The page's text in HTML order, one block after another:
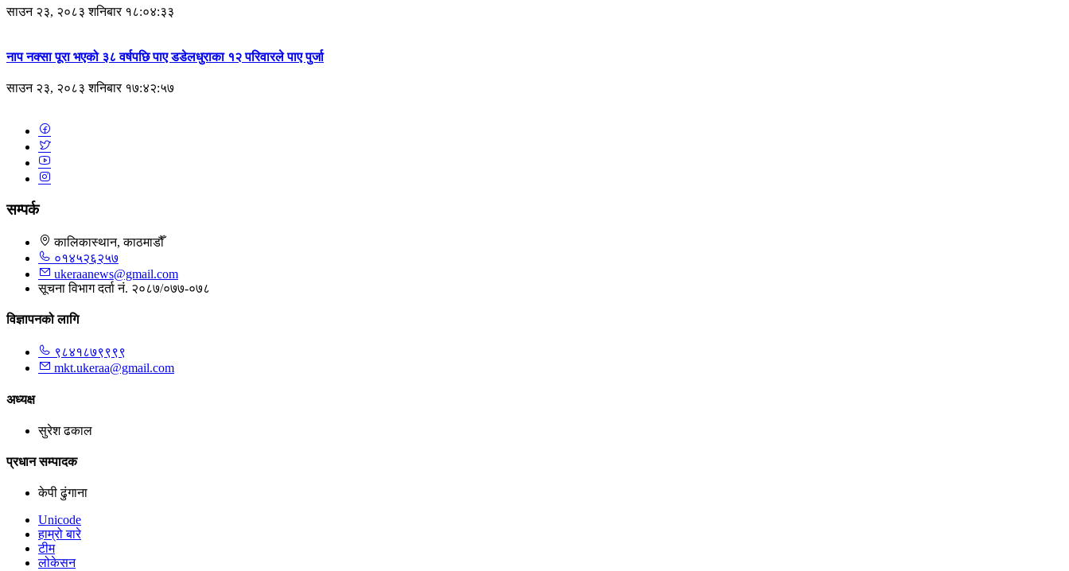
साउन २३, २०८३ शनिबार १८:०४:३३
नाप नक्सा पूरा भएको ३८ वर्षपछि पाए डडेलधुराका १२ परिवारले पाए पुर्जा
साउन २३, २०८३ शनिबार १७:४२:५७
सम्पर्क
कालिकास्थान, काठमाडौँ
०१४५२६२५७
ukeraanews@gmail.com
सूचना विभाग दर्ता नं. २०८७/०७७-०७८
विज्ञापनको लागि
९८४१८७९९९९
mkt.ukeraa@gmail.com
अध्यक्ष
सुरेश ढकाल
प्रधान सम्पादक
केपी ढुंगाना
Unicode
हाम्रो बारे
टीम
लोकेसन